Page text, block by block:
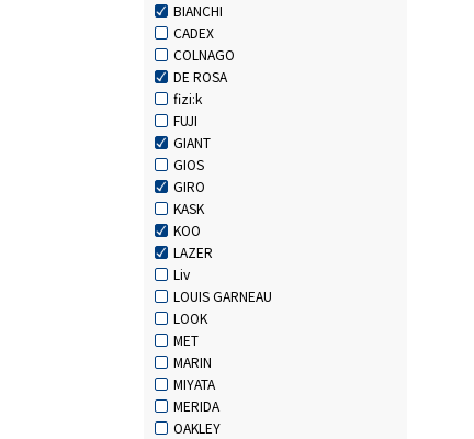
BIANCHI
CADEX
COLNAGO
DE ROSA
fizi:k
FUJI
GIANT
GIOS
GIRO
KASK
KOO
LAZER
Liv
LOUIS GARNEAU
LOOK
MET
MARIN
MIYATA
MERIDA
OAKLEY